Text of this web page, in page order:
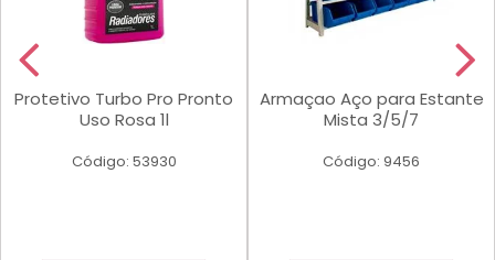
Protetivo Turbo Pro Pronto
Uso Rosa 1l
Código: 53930
Armaçao Aço para Estante
Mista 3/5/7
Código: 9456